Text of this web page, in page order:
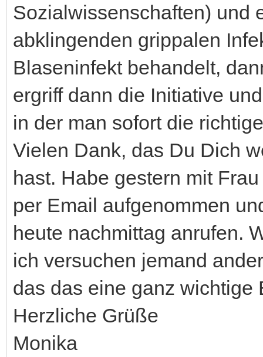
Sozialwissenschaften) und
abklingenden grippalen
Blaseninfekt behandelt,
ergriff dann die Initiative
in der man sofort die
Vielen Dank, das Du Dich
hast. Habe gestern mit
per Email aufgenommen
heute nachmittag anrufen.
ich versuchen jemand
das das eine ganz wichtige
Herzliche Grüße
Monika